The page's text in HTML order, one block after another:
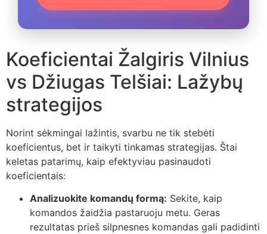
Koeficientai Žalgiris Vilnius
vs Džiugas Telšiai: Lažybų
strategijos
Norint sėkmingai lažintis, svarbu ne tik stebėti
koeficientus, bet ir taikyti tinkamas strategijas. Štai
keletas patarimų, kaip efektyviau pasinaudoti
koeficientais:
Analizuokite komandų formą: Sekite, kaip
komandos žaidžia pastaruoju metu. Geras
rezultatas prieš silpnesnes komandas gali padidinti